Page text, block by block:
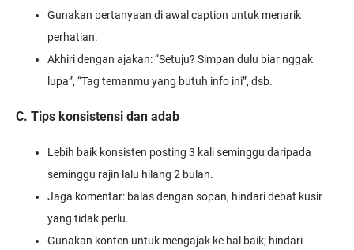
Gunakan pertanyaan di awal caption untuk menarik
perhatian.
Akhiri dengan ajakan: “Setuju? Simpan dulu biar nggak
lupa”, “Tag temanmu yang butuh info ini”, dsb.
C. Tips konsistensi dan adab
Lebih baik konsisten posting 3 kali seminggu daripada
seminggu rajin lalu hilang 2 bulan.
Jaga komentar: balas dengan sopan, hindari debat kusir
yang tidak perlu.
Gunakan konten untuk mengajak ke hal baik; hindari